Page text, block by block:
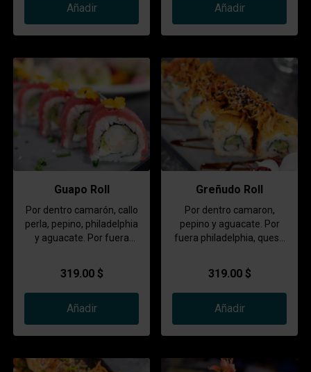
bañados en salsa ancla
aguacate.
Añadir
bañado con una salsa del
Añadir
Guapo Roll
Por dentro camarón, callo
perla, pepino, philadelphia
y aguacate. Por fuera
con aderezo y masago.
319.00 $
Añadir
Greñudo Roll
Por dentro camaron,
pepino y aguacate. Por
fuera philadelphia, queso
Empanizado y coronado
con un spicy de kanikama.
319.00 $
Añadir